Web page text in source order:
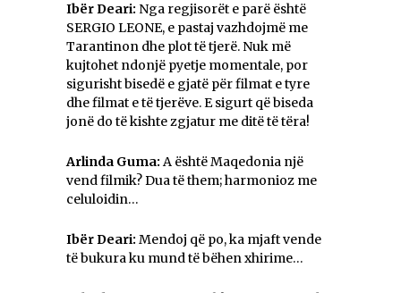
Ibër Deari: Nga regjisorët e parë është
SERGIO LEONE, e pastaj vazhdojmë me
Tarantinon dhe plot të tjerë. Nuk më
kujtohet ndonjë pyetje momentale, por
sigurisht bisedë e gjatë për filmat e tyre
dhe filmat e të tjerëve. E sigurt që biseda
jonë do të kishte zgjatur me ditë të tëra!
Arlinda Guma: A është Maqedonia një
vend filmik? Dua të them; harmonioz me
celuloidin…
Ibër Deari: Mendoj që po, ka mjaft vende
të bukura ku mund të bëhen xhirime…